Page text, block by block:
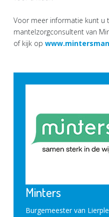
Voor meer informatie kunt u
mantelzorgconsultent van
of kijk op
Minters
Burgemeester van